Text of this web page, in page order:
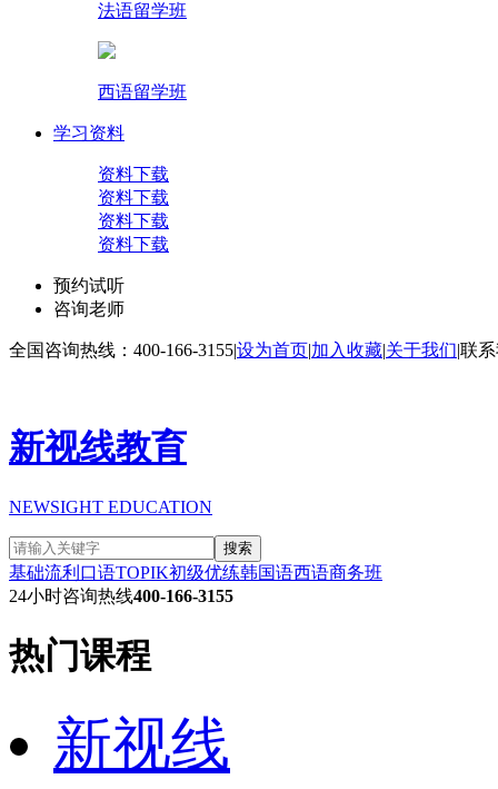
法语留学班
西语留学班
学习资料
资料下载
资料下载
资料下载
资料下载
预约试听
咨询老师
全国咨询热线：400-166-3155|设为首页|加入收藏|关于我们|联
新视线教育
NEWSIGHT EDUCATION
搜索
基础流利口语TOPIK初级优练韩国语西语商务班
24小时咨询热线400-166-3155
热门课程
新视线